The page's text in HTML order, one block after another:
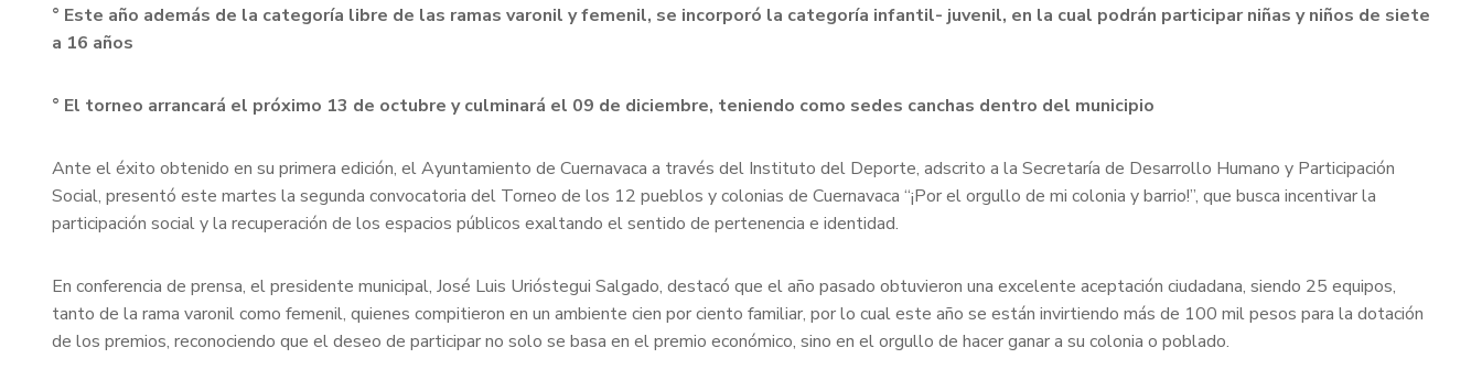
° Este año además de la categoría libre de las ramas varonil y femenil, se incorporó la categoría infantil- juvenil, en la cual podrán participar niñas y niños de siete
a 16 años
° El torneo arrancará el próximo 13 de octubre y culminará el 09 de diciembre, teniendo como sedes canchas dentro del municipio
Ante el éxito obtenido en su primera edición, el Ayuntamiento de Cuernavaca a través del Instituto del Deporte, adscrito a la Secretaría de Desarrollo Humano y Participación
Social, presentó este martes la segunda convocatoria del Torneo de los 12 pueblos y colonias de Cuernavaca “¡Por el orgullo de mi colonia y barrio!”, que busca incentivar la
participación social y la recuperación de los espacios públicos exaltando el sentido de pertenencia e identidad.
En conferencia de prensa, el presidente municipal, José Luis Urióstegui Salgado, destacó que el año pasado obtuvieron una excelente aceptación ciudadana, siendo 25 equipos,
tanto de la rama varonil como femenil, quienes compitieron en un ambiente cien por ciento familiar, por lo cual este año se están invirtiendo más de 100 mil pesos para la dotación
de los premios, reconociendo que el deseo de participar no solo se basa en el premio económico, sino en el orgullo de hacer ganar a su colonia o poblado.